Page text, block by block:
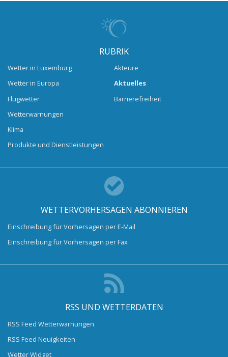
RUBRIK
Wetter in Luxemburg
Wetter in Europa
Flugwetter
Wetterwarnungen
Klima
Produkte und Dienstleistungen
Akteure
Aktuelles
Barrierefreiheit
WETTERVORHERSAGEN ABONNIEREN
Einschreibung für Vorhersagen per E-Mail
Einschreibung für Vorhersagen per Fax
RSS UND WETTERDATEN
RSS Feed Wetterwarnungen
RSS Feed Neuigkeiten
Wetter Widget